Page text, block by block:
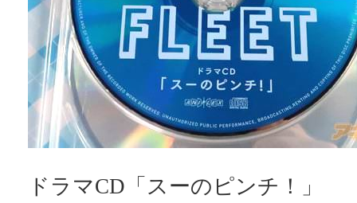
ドラマCD「スーのピンチ！」